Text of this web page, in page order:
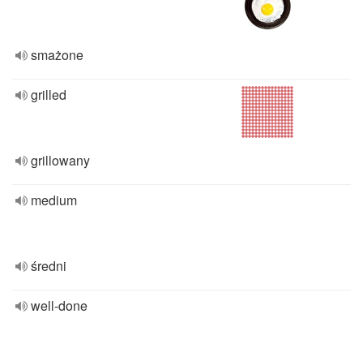
smażone
grilled
grillowany
medium
średni
well-done